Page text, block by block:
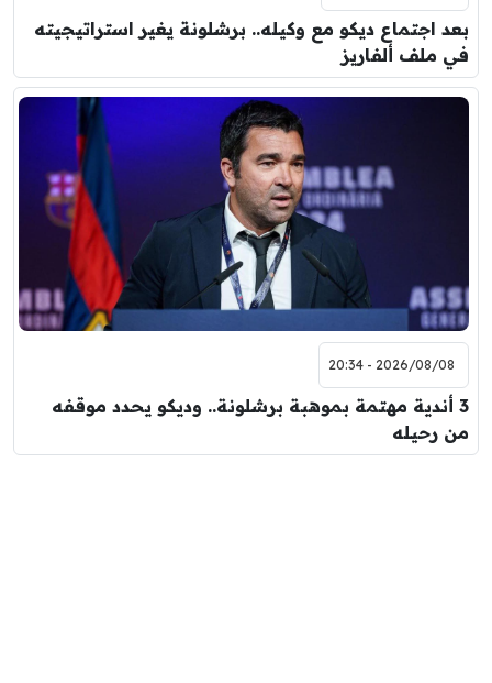
بعد اجتماع ديكو مع وكيله.. برشلونة يغير استراتيجيته
في ملف ألفاريز
2026/08/08 - 20:34
3 أندية مهتمة بموهبة برشلونة.. وديكو يحدد موقفه
من رحيله